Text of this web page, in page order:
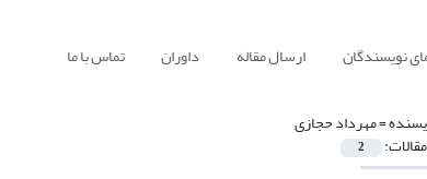
نویسندگان ارسال مقاله داوران تماس با ما
=مهرداد حجازی
2